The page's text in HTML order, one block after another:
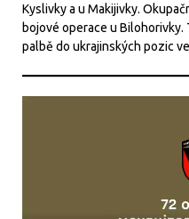
Kyslivky a u Makijivky.
bojové operace u
palbě do ukrajinských pozic